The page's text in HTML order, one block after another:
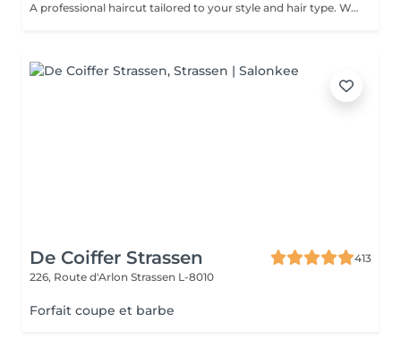
A professional haircut tailored to your style and hair type. We begin with a short consultation to discuss your expectations, followed by a gentle wash while you relax lying comfortably in our Maletti chair, a precise cut, and a smooth blow-dry. We use Dyson Pro tools that protect your hair from excessive heat and deliver a sleek, polished finish. LaBiosthétique care and styling products provide holistic care for hair and scalp, combining scientific research with carefully selected natural ingredients. All brushes are sanitised with Sibel equipment, which effectively removes hair, product buildup, and impurities while reducing bacteria on the brush surface to maintain high hygiene standards for every client.
De Coiffer Strassen
413
226, Route d'Arlon Strassen L-8010
Forfait coupe et barbe